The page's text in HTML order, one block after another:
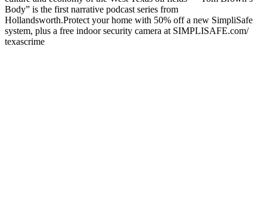
Body” is the first narrative podcast series from
Hollandsworth.Protect your home with 50% off a new SimpliSafe
system, plus a free indoor security camera at SIMPLISAFE.com/
texascrime